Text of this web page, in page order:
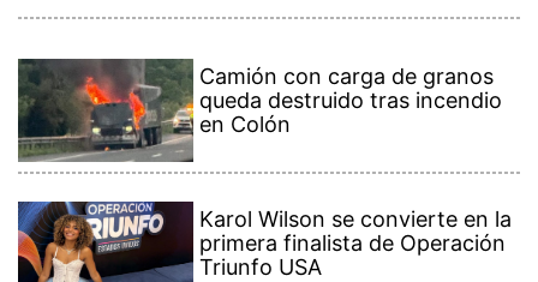
Camión con carga de granos
queda destruido tras incendio
en Colón
Karol Wilson se convierte en la
primera finalista de Operación
Triunfo USA